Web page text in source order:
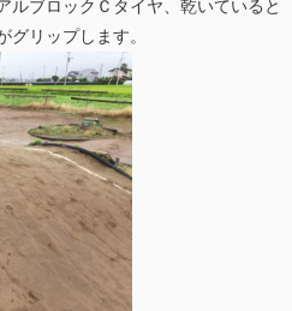
ルブロックＣタイヤ、乾いていると
グリップします。